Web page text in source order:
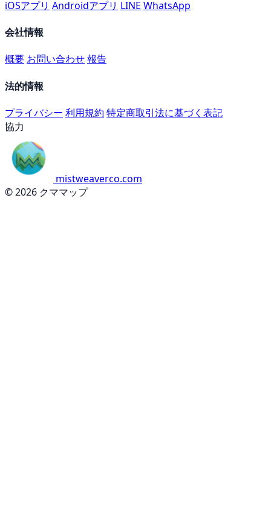
iOSアプリ Androidアプリ LINE WhatsApp
会社情報
概要 お問い合わせ報告
法的情報
プライバシー 利用規約 特定商取引法に基づく表記
協力
mistweaverco.com
© 2026 クママップ